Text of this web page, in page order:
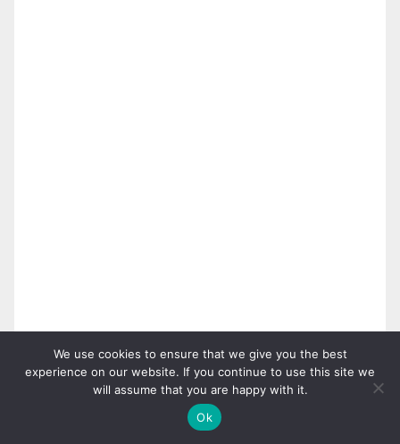
We use cookies to ensure that we give you the best
experience on our website. If you continue to use this site we
will assume that you are happy with it.
Ok